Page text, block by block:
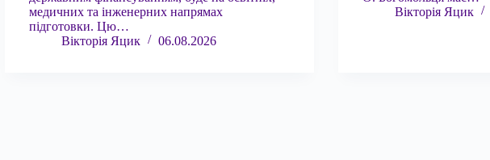
медичних та інженерних напрямах
підготовки. Цю…
Вікторія Яцик
06.08.2026
Вікторія Яцик